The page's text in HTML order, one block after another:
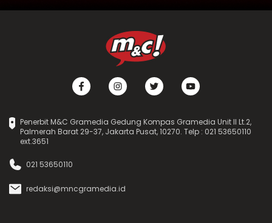
Penerbit M&C Gramedia Gedung Kompas Gramedia Unit II Lt.2,
Palmerah Barat 29-37, Jakarta Pusat, 10270. Telp : 021 53650110
ext.3651
021 53650110
redaksi@mncgramedia.id